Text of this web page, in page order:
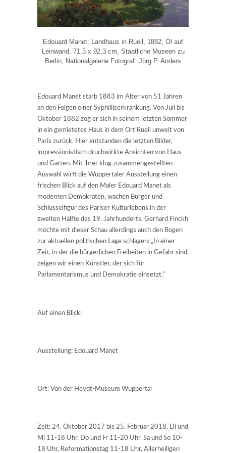
Edouard Manet: Landhaus in Rueil, 1882, Öl auf
Leinwand, 71,5 x 92,3 cm, Staatliche Museen zu
Berlin, Nationalgalerie Fotograf: Jörg P. Anders
Edouard Manet starb 1883 im Alter von 51 Jahren
an den Folgen einer Syphilliserkrankung. Von Juli bis
Oktober 1882 zog er sich in seinem letzten Sommer
in ein gemietetes Haus in dem Ort Rueil unweit von
Paris zurück. Hier entstanden die letzten Bilder,
impressionistisch druchwirkte Ansichten von Haus
und Garten. Mit ihrer klug zusammengestellten
Auswahl wirft die Wuppertaler Ausstellung einen
frischen Blick auf den Maler Edouard Manet als
modernen Demokraten, wachen Bürger und
Schlüsselfigur des Pariser Kulturlebens in der
zweiten Hälfte des 19. Jahrhunderts. Gerhard Finckh
möchte mit dieser Schau allerdings auch den Bogen
zur aktuellen politischen Lage schlagen: „In einer
Zeit, in der die bürgerlichen Freiheiten in Gefahr sind,
zeigen wir einen Künstler, der sich für
Parlamentarismus und Demokratie einsetzt.“
Auf einen Blick:
Ausstellung: Edouard Manet
Ort: Von der Heydt-Museum Wuppertal
Zeit: 24. Oktober 2017 bis 25. Februar 2018, Di und
Mi 11-18 Uhr, Do und Fr 11-20 Uhr, Sa und So 10-
18 Uhr, Reformationstag 11-18 Uhr, Allerheiligen